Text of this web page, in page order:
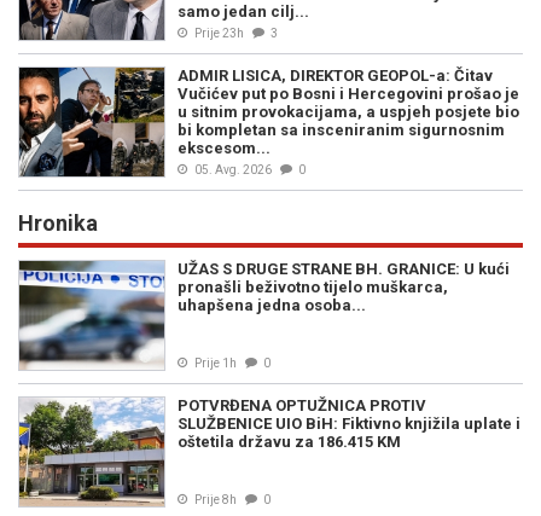
samo jedan cilj...
Prije 23h 3
ADMIR LISICA, DIREKTOR GEOPOL-a: Čitav
Vučićev put po Bosni i Hercegovini prošao je
u sitnim provokacijama, a uspjeh posjete bio
bi kompletan sa insceniranim sigurnosnim
ekscesom...
05. Avg. 2026 0
Hronika
UŽAS S DRUGE STRANE BH. GRANICE: U kući
pronašli beživotno tijelo muškarca,
uhapšena jedna osoba...
Prije 1h 0
POTVRĐENA OPTUŽNICA PROTIV
SLUŽBENICE UIO BiH: Fiktivno knjižila uplate i
oštetila državu za 186.415 KM
Prije 8h 0